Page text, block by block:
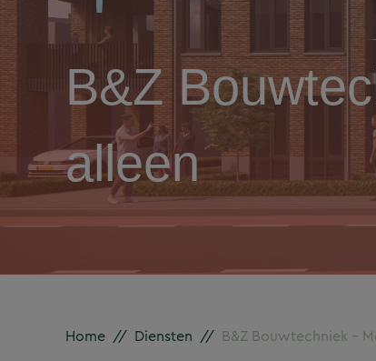
B&Z
alleen
Home // Diensten // B&Z Bouwtechniek –